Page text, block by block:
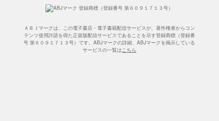
ＡＢＪマークは、この電子書店・電子書籍配信サービスが、著作権者からコン
テンツ使用許諾を得た正規版配信サービスであることを示す登録商標（登録番
号 第６０９１７１３号）です。ABJマークの詳細、ABJマークを掲示している
サービスの一覧はこちら